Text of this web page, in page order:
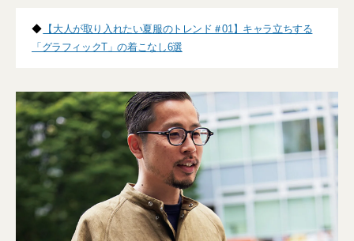
◆ 【大人が取り入れたい夏服のトレンド＃01】キャラ立ちする
「グラフィックT」の着こなし6選